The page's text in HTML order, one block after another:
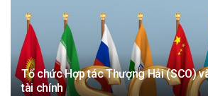
Tổ chức Hợp tác Thượng Hải (SCO)
tài chính